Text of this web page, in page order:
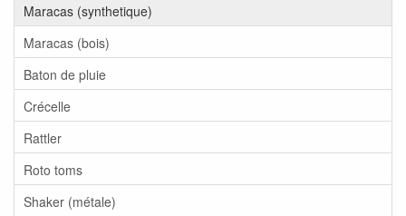
Maracas (synthetique)
Maracas (bois)
Baton de pluie
Crécelle
Rattler
Roto toms
Shaker (métale)